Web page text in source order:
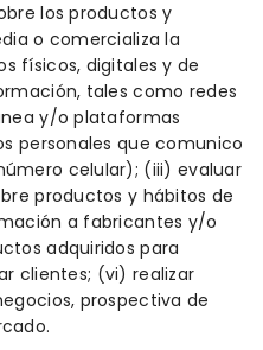
los productos y
o comercializa la
físicos, digitales y de
tales como redes
y/o plataformas
personales que comunico
celular); (iii) evaluar
productos y hábitos de
a fabricantes y/o
adquiridos para
clientes; (vi) realizar
prospectiva de